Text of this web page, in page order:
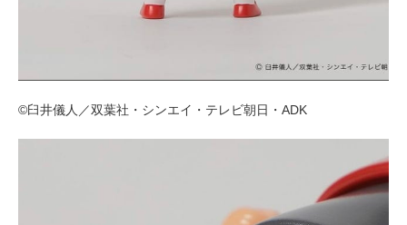
©臼井儀人／双葉社・シンエイ・テレビ朝日・ADK